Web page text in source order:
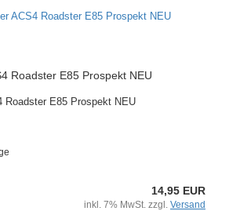
Roadster E85 Prospekt NEU
Roadster E85 Prospekt NEU
14,95 EUR
inkl. 7% MwSt. zzgl. Versand